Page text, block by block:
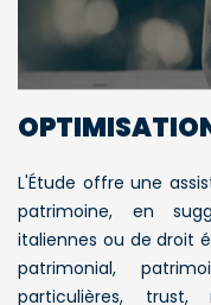
L'Étude offre une
patrimoine, en
italiennes ou de droit
patrimonial,
particulières,